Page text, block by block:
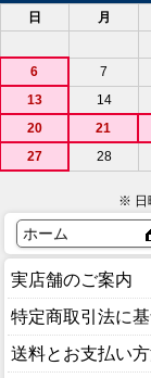
日
月
6
7
13
14
20
21
27
28
※ 日
ホーム
実店舗のご案内
特定商取引法に
送料とお支払い